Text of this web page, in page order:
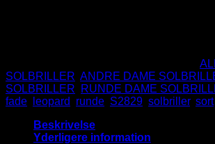
SOLBRILLER ANDRE DAME
SOLBRILLER
RUNDE DAME
fade
leopard runde S2829 solbriller, sort,
Beskrivelse
Yderligere information